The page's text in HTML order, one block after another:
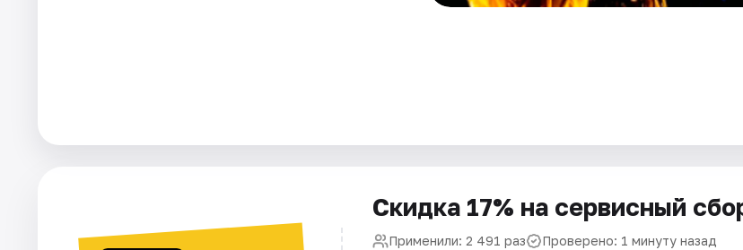
Площадки
Скидка 17% на сервисный
Применили: 2 491 раз Проверено: 1 минуту назад